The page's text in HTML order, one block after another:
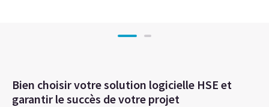
Bien choisir votre solution logicielle HSE et
garantir le succès de votre projet